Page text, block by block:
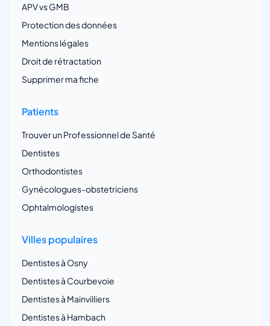
APV vs GMB
Protection des données
Mentions légales
Droit de rétractation
Supprimer ma fiche
Patients
Trouver un Professionnel de Santé
Dentistes
Orthodontistes
Gynécologues-obstetriciens
Ophtalmologistes
Villes populaires
Dentistes à Osny
Dentistes à Courbevoie
Dentistes à Mainvilliers
Dentistes à Hambach